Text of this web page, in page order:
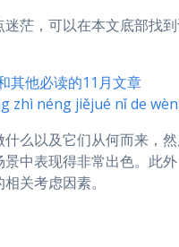
茫，可以在本文底部找到
其他必读的11月文章
zhì néng jiějué nǐ de
么以及它们从何而来，
中表现得非常出色。此
关考虑因素。